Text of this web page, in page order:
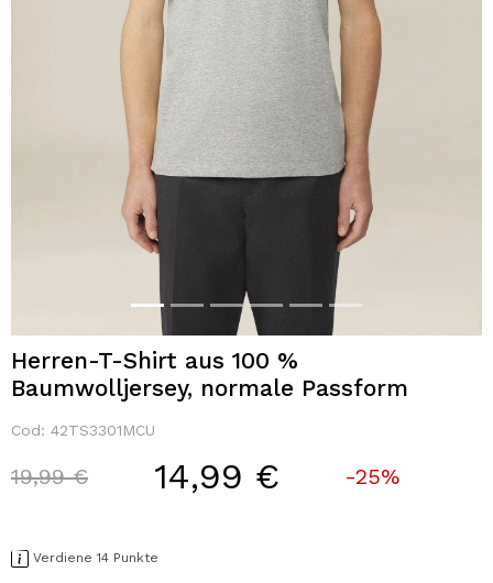
Herren-T-Shirt aus 100 %
Baumwolljersey, normale Passform
Cod: 42TS3301MCU
Price reduced from
19,99 €to 14,99 € -25%
Verdiene 14 Punkte